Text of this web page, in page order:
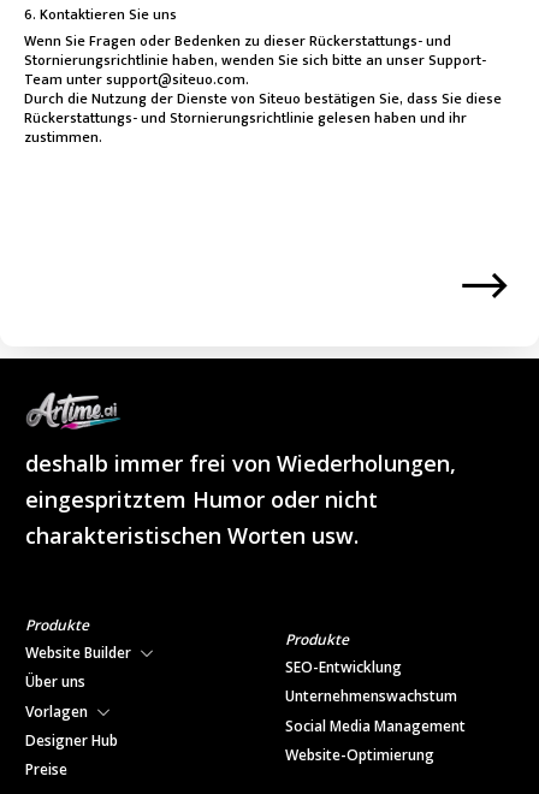
6. Kontaktieren Sie uns
Wenn Sie Fragen oder Bedenken zu dieser Rückerstattungs- und
Stornierungsrichtlinie haben, wenden Sie sich bitte an unser Support-
Team unter support@siteuo.com.
Durch die Nutzung der Dienste von Siteuo bestätigen Sie, dass Sie diese
Rückerstattungs- und Stornierungsrichtlinie gelesen haben und ihr
zustimmen.
deshalb immer frei von Wiederholungen,
eingespritztem Humor oder nicht
charakteristischen Worten usw.
Produkte
Website Builder
Über uns
Vorlagen
Designer Hub
Preise
Produkte
SEO-Entwicklung
Unternehmenswachstum
Social Media Management
Website-Optimierung